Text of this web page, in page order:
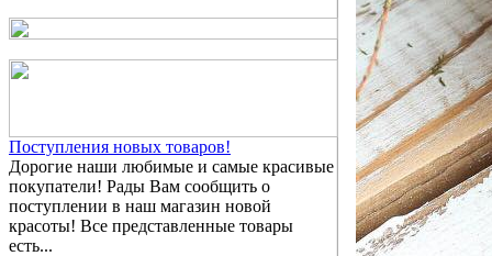
Поступления новых товаров!
Дорогие наши любимые и самые красивые
покупатели! Рады Вам сообщить о
поступлении в наш магазин новой
красоты! Все представленные товары
есть...